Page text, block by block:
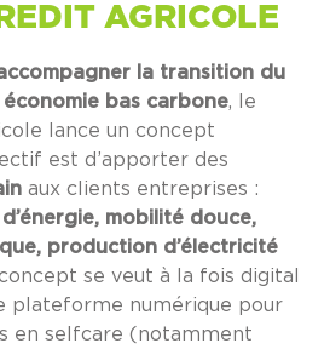
AGRICOLE
la transition du
bas carbone, le
lance un concept
est d’apporter des
aux clients entreprises :
mobilité douce,
production d’électricité
se veut à la fois digital
plateforme numérique pour
en selfcare (notamment